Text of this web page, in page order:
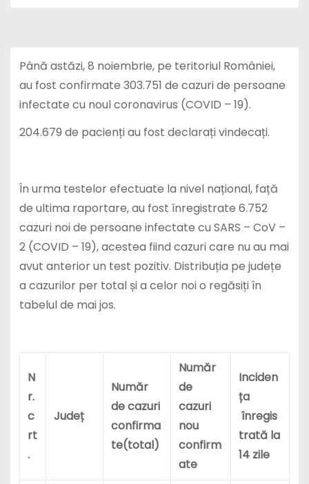
Până astăzi, 8 noiembrie, pe teritoriul României,
au fost confirmate 303.751 de cazuri de persoane
infectate cu noul coronavirus (COVID – 19).
204.679 de pacienți au fost declarați vindecați.
În urma testelor efectuate la nivel național, față
de ultima raportare, au fost înregistrate 6.752
cazuri noi de persoane infectate cu SARS – CoV –
2 (COVID – 19), acestea fiind cazuri care nu au mai
avut anterior un test pozitiv. Distribuția pe județe
a cazurilor per total și a celor noi o regăsiți în
tabelul de mai jos.
N
r.
c
rt
.
Județ
Număr
de cazuri
confirma
te(total)
Număr
de
cazuri
nou
confirm
ate
Inciden
ța
înregis
trată la
14 zile